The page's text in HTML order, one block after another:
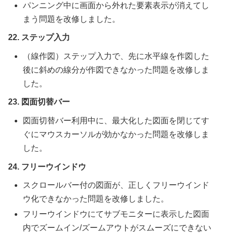
パンニング中に画面から外れた要素表示が消えてし
まう問題を改修しました。
22. ステップ入力
（線作図）ステップ入力で、先に水平線を作図した
後に斜めの線分が作図できなかった問題を改修しま
した。
23. 図面切替バー
図面切替バー利用中に、最大化した図面を閉じてす
ぐにマウスカーソルが効かなかった問題を改修しま
した。
24. フリーウインドウ
スクロールバー付の図面が、正しくフリーウインド
ウ化できなかった問題を改修しました。
フリーウインドウにてサブモニターに表示した図面
内でズームイン/ズームアウトがスムーズにできない